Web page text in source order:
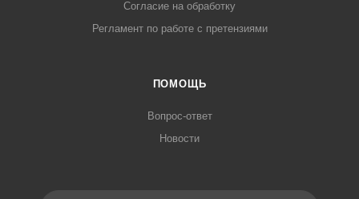
Согласие на обработку
Регламент по работе с претензиями
ПОМОЩЬ
Вопрос-ответ
Новости